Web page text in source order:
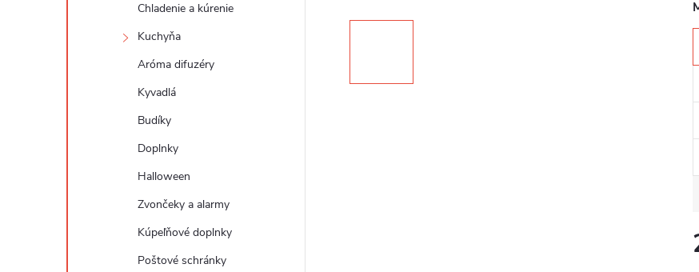
Chladenie a kúrenie
Kuchyňa
Aróma difuzéry
Kyvadlá
Budíky
Doplnky
Halloween
Zvončeky a alarmy
Kúpeľňové doplnky
Poštové schránky